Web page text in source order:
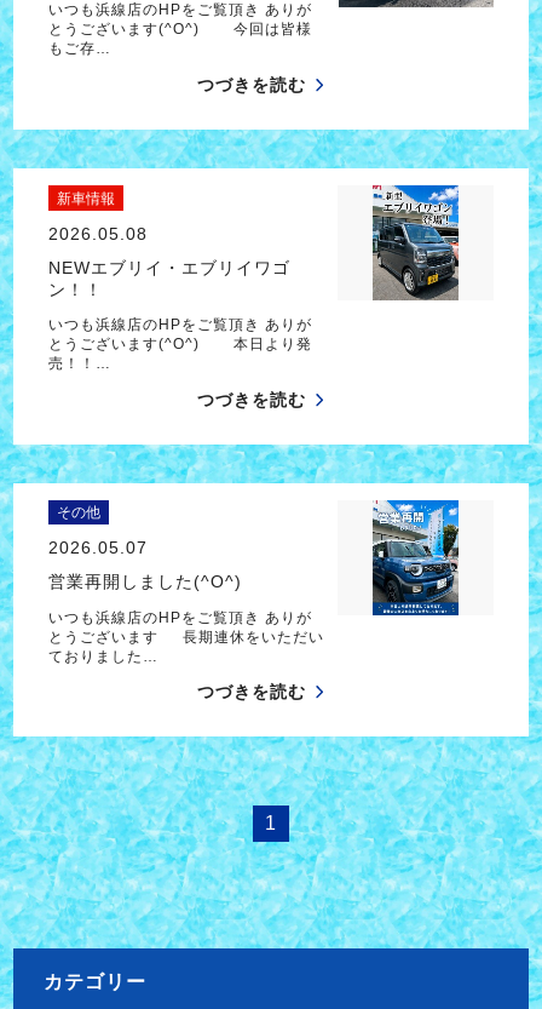
いつも浜線店のHPをご覧頂き ありが
とうございます(^O^) 今回は皆様
もご存…
つづきを読む
新車情報
2026.05.08
NEWエブリイ・エブリイワゴ
ン！！
いつも浜線店のHPをご覧頂き ありが
とうございます(^O^) 本日より発
売！！…
つづきを読む
その他
2026.05.07
営業再開しました(^O^)
いつも浜線店のHPをご覧頂き ありが
とうございます 長期連休をいただい
ておりました…
つづきを読む
1
カテゴリー